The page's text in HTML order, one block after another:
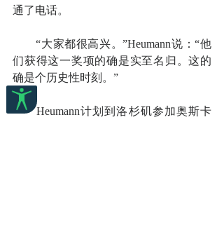
通了电话。
“大家都很高兴。”Heumann说：“他
们获得这一奖项的确是实至名归。这的
确是个历史性时刻。”
Heumann计划到洛杉矶参加奥斯卡